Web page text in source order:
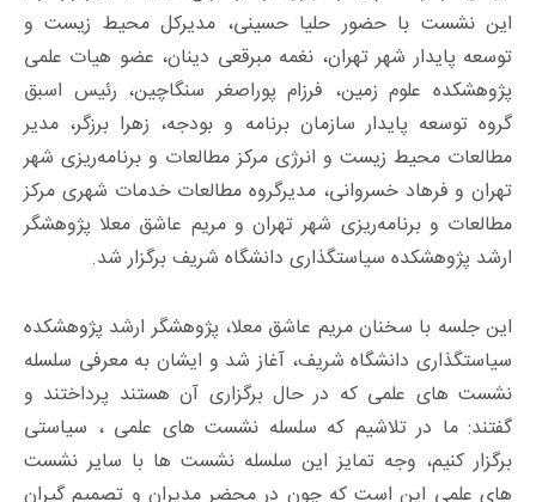
این نشست با حضور حلیا حسینی، مدیرکل محیط‌ زیست و
توسعه پایدار شهر تهران، نغمه مبرقعی دینان، عضو هیات علمی
پژوهشکده علوم زمین، فرزام پوراصغر سنگاچین، رئیس اسبق
گروه توسعه پایدار سازمان برنامه و بودجه، زهرا برزگر، مدیر
مطالعات محیط زیست و انرژی مرکز مطالعات و برنامه‌ریزی شهر
تهران و فرهاد خسروانی، مدیرگروه مطالعات خدمات شهری مرکز
مطالعات و برنامه‌ریزی شهر تهران و مریم عاشق معلا پژوهشگر
ارشد پژوهشکده سیاستگذاری دانشگاه شریف برگزار شد.
این جلسه با سخنان مریم عاشق معلا، پژوهشگر ارشد پژوهشکده
سیاستگذاری دانشگاه شریف، آغاز شد و ایشان به معرفی سلسله
نشست های علمی که در حال برگزاری آن هستند پرداختند و
گفتند: ما در تلاشیم که سلسله نشست های علمی ، سیاستی
برگزار کنیم، وجه تمایز این سلسله نشست ها با سایر نشست
های علمی این است که چون در محضر مدیران و تصمیم گیران